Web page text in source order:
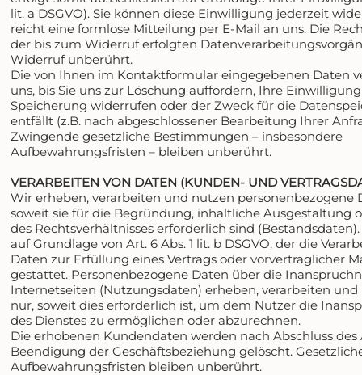
lit. a DSGVO). Sie können diese Einwilligung jederzeit
reicht eine formlose Mitteilung per E-Mail an uns. Die
der bis zum Widerruf erfolgten
Widerruf unberührt.
Die von Ihnen im Kontaktformular eingegebenen Daten
uns, bis Sie uns zur Löschung auffordern, Ihre
Speicherung widerrufen oder der Zweck für die
entfällt (z.B. nach abgeschlossener Bearbeitung Ihrer
Zwingende gesetzliche Bestimmungen – insbesondere
Aufbewahrungsfristen – bleiben unberührt.
VERARBEITEN VON DATEN (KUNDEN- UND
Wir erheben, verarbeiten und nutzen personenbezogene
soweit sie für die Begründung, inhaltliche Ausgestaltung
des Rechtsverhältnisses erforderlich sind
auf Grundlage von Art. 6 Abs. 1 lit. b DSGVO, der die
Daten zur Erfüllung eines Vertrags oder vorvertraglicher
gestattet. Personenbezogene Daten über die
Internetseiten (Nutzungsdaten) erheben, verarbeiten
nur, soweit dies erforderlich ist, um dem Nutzer die
des Dienstes zu ermöglichen oder abzurechnen.
Die erhobenen Kundendaten werden nach Abschluss des
Beendigung der Geschäftsbeziehung gelöscht.
Aufbewahrungsfristen bleiben unberührt.